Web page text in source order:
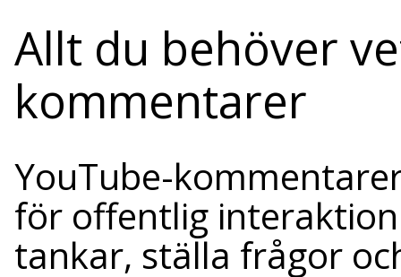
Allt du behöver
kommentarer
YouTube-
för offentlig
tankar, ställa frågor